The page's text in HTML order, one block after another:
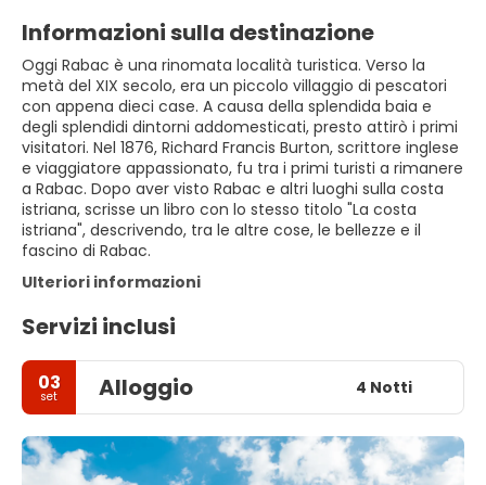
Informazioni sulla destinazione
Oggi Rabac è una rinomata località turistica. Verso la
metà del XIX secolo, era un piccolo villaggio di pescatori
con appena dieci case. A causa della splendida baia e
degli splendidi dintorni addomesticati, presto attirò i primi
visitatori. Nel 1876, Richard Francis Burton, scrittore inglese
e viaggiatore appassionato, fu tra i primi turisti a rimanere
a Rabac. Dopo aver visto Rabac e altri luoghi sulla costa
istriana, scrisse un libro con lo stesso titolo "La costa
istriana", descrivendo, tra le altre cose, le bellezze e il
fascino di Rabac.
Ulteriori informazioni
Servizi inclusi
03
set Alloggio 4 Notti